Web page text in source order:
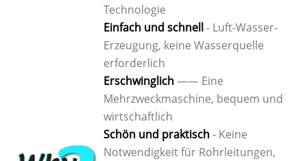
Technologie
Einfach und schnell- Luft-Wasser-
Erzeugung, keine Wasserquelle
erforderlich
Erschwinglich—— Eine
Mehrzweckmaschine, bequem und
wirtschaftlich
Schön und praktisch- Keine
Notwendigkeit für Rohrleitungen,